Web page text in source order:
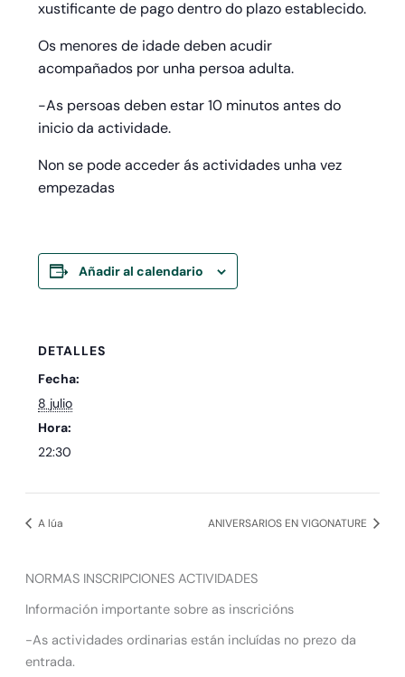
xustificante de pago dentro do plazo establecido.
Os menores de idade deben acudir
acompañados por unha persoa adulta.
-As persoas deben estar 10 minutos antes do
inicio da actividade.
Non se pode acceder ás actividades unha vez
empezadas
Añadir al calendario
DETALLES
Fecha:
8 julio
Hora:
22:30
A lúa ANIVERSARIOS EN VIGONATURE
NORMAS INSCRIPCIONES ACTIVIDADES
Información importante sobre as inscricións
-As actividades ordinarias están incluídas no prezo da
entrada.